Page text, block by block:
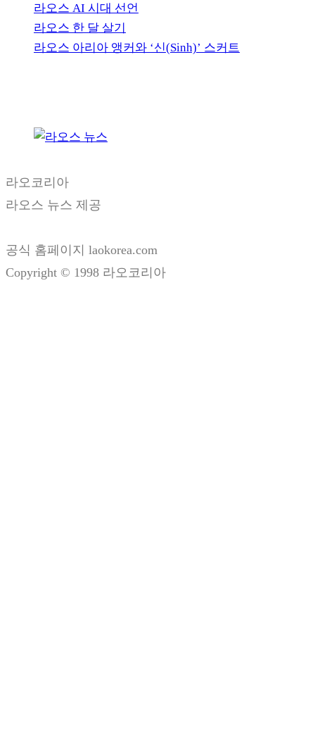
라오스 AI 시대 선언
라오스 한 달 살기
라오스 아리아 앵커와 ‘신(Sinh)’ 스커트
라오코리아
라오스 뉴스 제공
공식 홈페이지 laokorea.com
Copyright © 1998 라오코리아